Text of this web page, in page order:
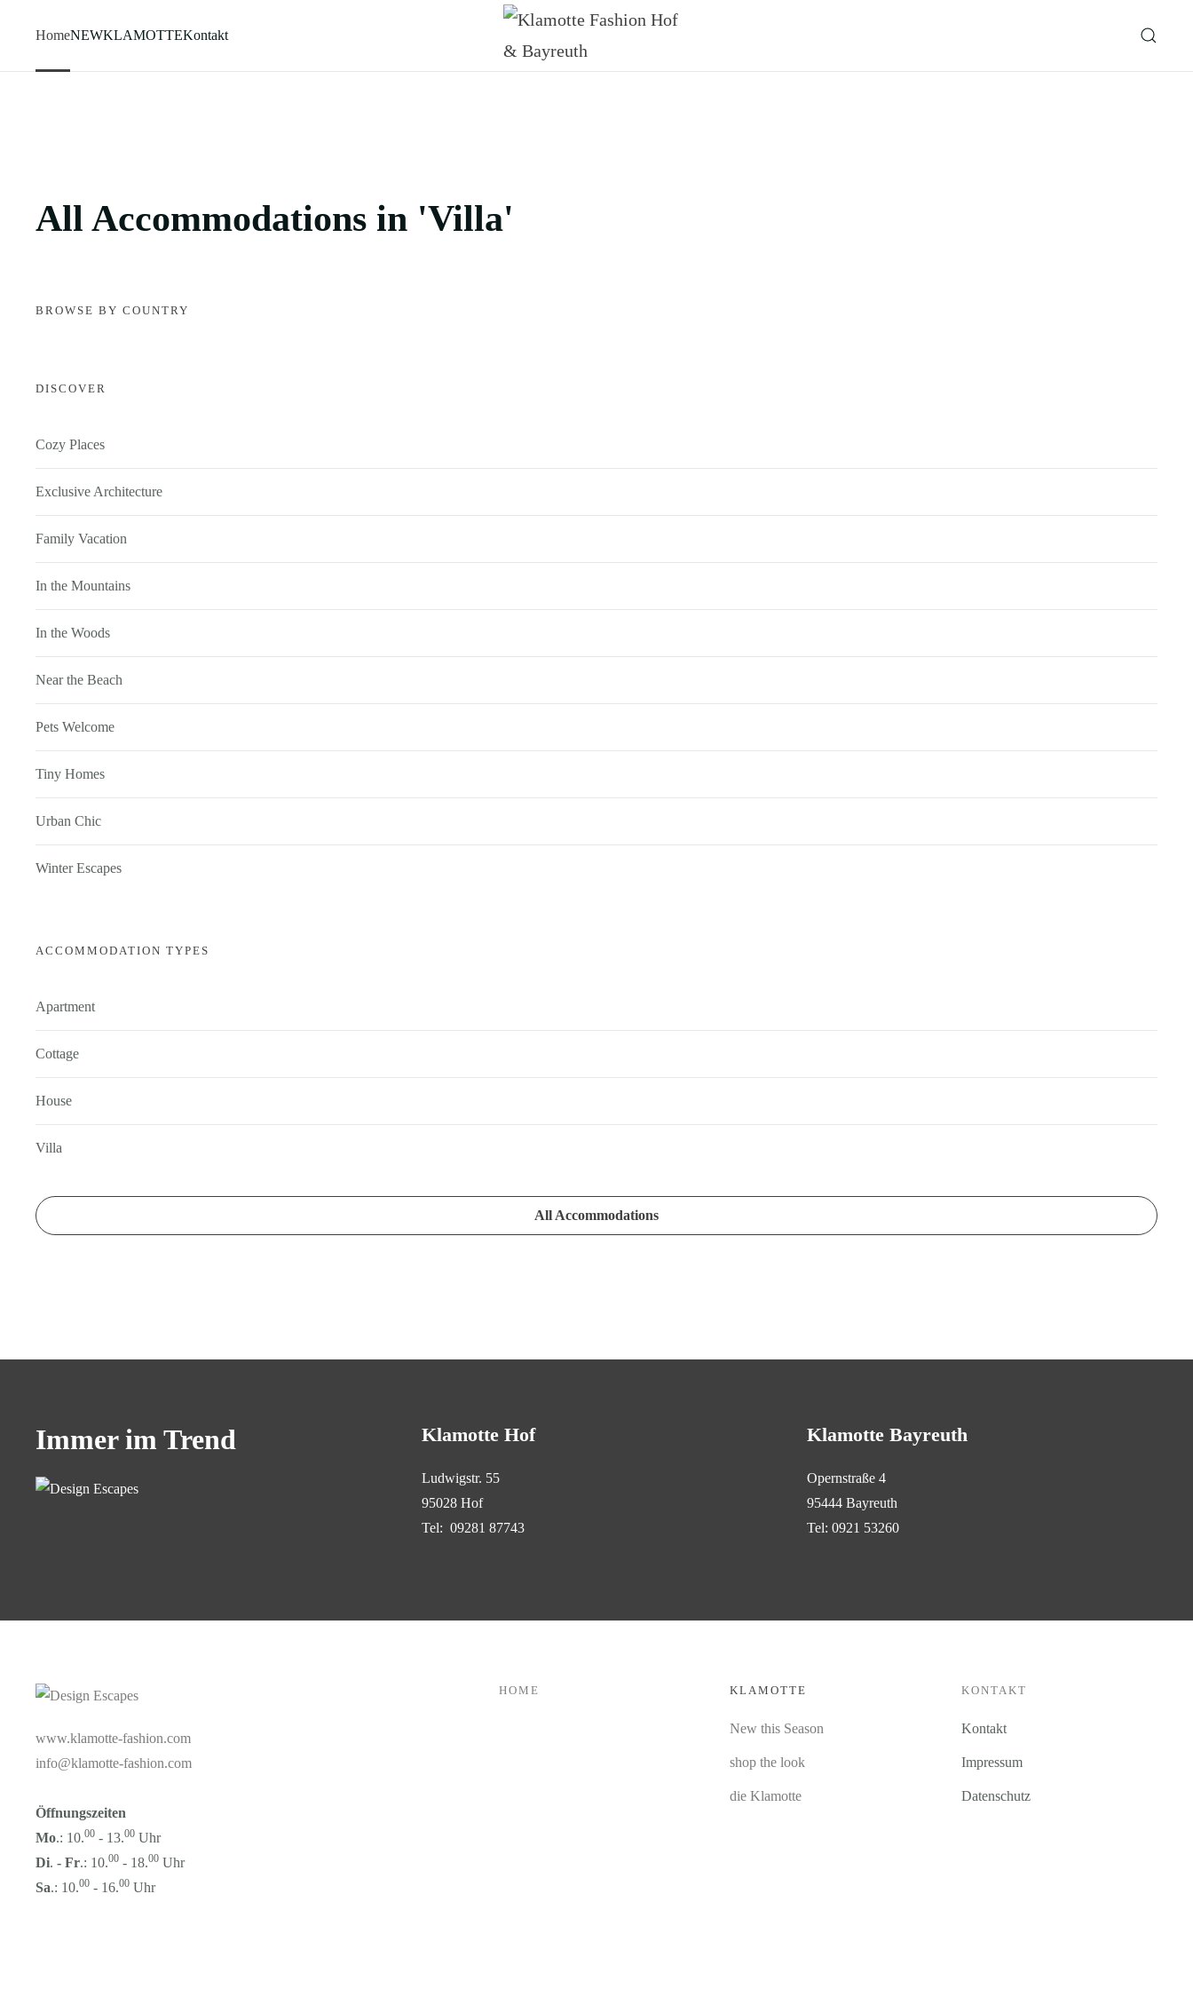
HomeNEWKLAMOTTEKontakt
All Accommodations in 'Villa'
BROWSE BY COUNTRY
DISCOVER
Cozy Places
Exclusive Architecture
Family Vacation
In the Mountains
In the Woods
Near the Beach
Pets Welcome
Tiny Homes
Urban Chic
Winter Escapes
ACCOMMODATION TYPES
Apartment
Cottage
House
Villa
All Accommodations
Immer im Trend Klamotte Hof
Ludwigstr. 55
95028 Hof
Tel: 09281 87743
Klamotte Bayreuth
Opernstraße 4
95444 Bayreuth
Tel: 0921 53260
www.klamotte-fashion.com
info@klamotte-fashion.com
Öffnungszeiten
Mo.: 10.00 - 13.00 Uhr
Di. - Fr.: 10.00 - 18.00 Uhr
Sa.: 10.00 - 16.00 Uhr
HOME KLAMOTTE
New this Season
shop the look
die Klamotte
KONTAKT
Kontakt
Impressum
Datenschutz